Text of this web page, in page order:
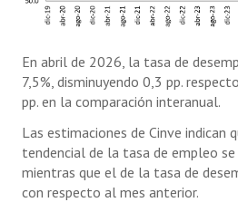
En abril de 2026, la tasa de
7,5%, disminuyendo 0,3 pp.
pp. en la comparación interanual.
Las estimaciones de Cinve indican
tendencial de la tasa de empleo
mientras que el de la tasa de
con respecto al mes anterior.